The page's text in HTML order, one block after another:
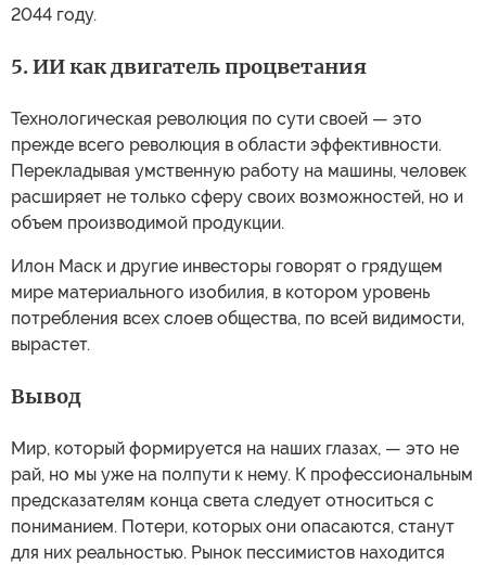
2044 году.
5. ИИ как двигатель процветания
Технологическая революция по сути своей — это
прежде всего революция в области эффективности.
Перекладывая умственную работу на машины, человек
расширяет не только сферу своих возможностей, но и
объем производимой продукции.
Илон Маск и другие инвесторы говорят о грядущем
мире материального изобилия, в котором уровень
потребления всех слоев общества, по всей видимости,
вырастет.
Вывод
Мир, который формируется на наших глазах, — это не
рай, но мы уже на полпути к нему. К профессиональным
предсказателям конца света следует относиться с
пониманием. Потери, которых они опасаются, станут
для них реальностью. Рынок пессимистов находится